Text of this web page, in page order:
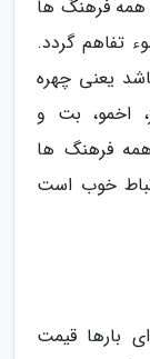
همه فرهنگ ها
تفاهم گردد.
یعنی چهره
اخمو، بت و
فرهنگ ها
خوب است
بارها قیمت